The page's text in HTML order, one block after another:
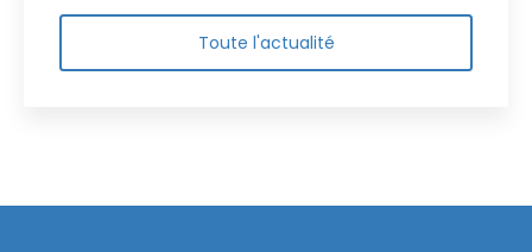
Toute l'actualité